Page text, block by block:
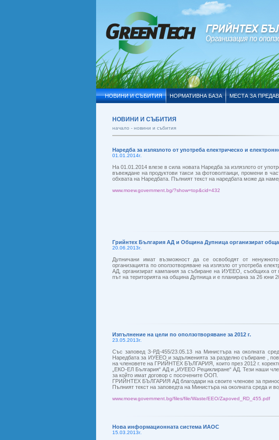
НОВИНИ И СЪБИТИЯ НОРМАТИВНА БАЗА МЕСТА ЗА
НОВИНИ И СЪБИТИЯ
начало - новини и събития
Наредба за излязлото от употреба електрическо и
01.01.2014г.
На 01.01.2014 влезе в сила новата Наредба за излязлото от
въвеждане на продуктови такси за фотоволтаици, промени в
обхвата на Наредбата. Пълният текст на наредбата може да
www.moew.government.bg/?show=top&cid=432
Грийнтех България АД и Община Дупница организират
20.06.2013г.
Дупничани имат възможност да се освободят от
организацията по оползотворяване на излязло от употреба
АД, организират кампания за събиране на ИУЕЕО, съобщиха
път на територията на община Дупница и е планирана за 26 юни
Изпълнение на цели по оползотворяване за 2012 г.
23.05.2013г.
Със заповед З-РД-455/23.05.13 на Министъра на околната
Наредбата за ИУЕЕО и задълженията за разделно събиране ,
на членовете на ГРИЙНТЕХ БЪЛГАРИЯ, които през 2012 г.
„ЕКО-ЕЛ България“ АД и „ИУЕЕО Рециклиране“ АД. Тези наши
за който имат договор с посочените ООП.
ГРИЙНТЕХ БЪЛГАРИЯ АД благодари на своите членове за
Пълният текст на заповедта на Министъра на околната среда и
www.moew.government.bg/files/file/Waste/EEO/Zapoved_RD_455.pdf
Нова информационната система ИАОС
15.03.2013г.